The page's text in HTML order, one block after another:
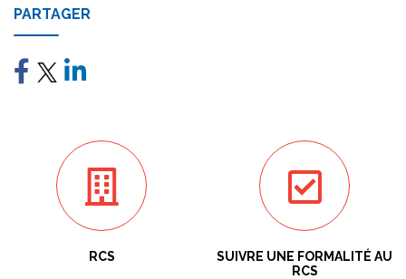
PARTAGER
RCS
SUIVRE UNE FORMALITÉ AU
RCS